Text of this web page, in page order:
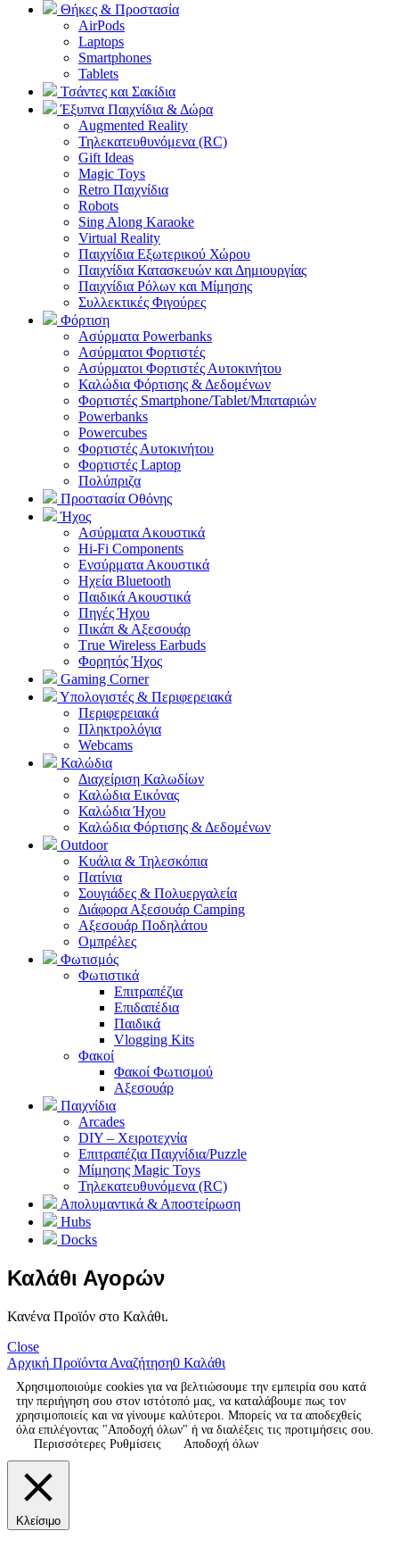
Θήκες & Προστασία
AirPods
Laptops
Smartphones
Tablets
Τσάντες και Σακίδια
Έξυπνα Παιχνίδια & Δώρα
Augmented Reality
Τηλεκατευθυνόμενα (RC)
Gift Ideas
Magic Toys
Retro Παιχνίδια
Robots
Sing Along Karaoke
Virtual Reality
Παιχνίδια Εξωτερικού Χώρου
Παιχνίδια Κατασκευών και Δημιουργίας
Παιχνίδια Ρόλων και Μίμησης
Συλλεκτικές Φιγούρες
Φόρτιση
Ασύρματα Powerbanks
Aσύρματοι Φορτιστές
Ασύρματοι Φορτιστές Αυτοκινήτου
Καλώδια Φόρτισης & Δεδομένων
Φορτιστές Smartphone/Tablet/Μπαταριών
Powerbanks
Powercubes
Φορτιστές Αυτοκινήτου
Φορτιστές Laptop
Πολύπριζα
Προστασία Οθόνης
Ήχος
Ασύρματα Ακουστικά
Hi-Fi Components
Ενσύρματα Ακουστικά
Ηχεία Bluetooth
Παιδικά Ακουστικά
Πηγές Ήχου
Πικάπ & Αξεσουάρ
Τrue Wireless Earbuds
Φορητός Ήχος
Gaming Corner
Υπολογιστές & Περιφερειακά
Περιφερειακά
Πληκτρολόγια
Webcams
Καλώδια
Διαχείριση Καλωδίων
Καλώδια Εικόνας
Καλώδια Ήχου
Καλώδια Φόρτισης & Δεδομένων
Outdoor
Κυάλια & Τηλεσκόπια
Πατίνια
Σουγιάδες & Πολυεργαλεία
Διάφορα Αξεσουάρ Camping
Αξεσουάρ Ποδηλάτου
Ομπρέλες
Φωτισμός
Φωτιστικά
Επιτραπέζια
Επιδαπέδια
Παιδικά
Vlogging Kits
Φακοί
Φακοί Φωτισμού
Αξεσουάρ
Παιχνίδια
Arcades
DIY – Χειροτεχνία
Επιτραπέζια Παιχνίδια/Puzzle
Μίμησης Magic Toys
Τηλεκατευθυνόμενα (RC)
Απολυμαντικά & Αποστείρωση
Hubs
Docks
Καλάθι Αγορών
Κανένα Προϊόν στο Καλάθι.
Close
Αρχική Προϊόντα Αναζήτηση0 Καλάθι
Χρησιμοποιούμε cookies για να βελτιώσουμε την εμπειρία σου κατά
την περιήγηση σου στον ιστότοπό μας, να καταλάβουμε πως τον
χρησιμοποιείς και να γίνουμε καλύτεροι. Μπορείς να τα αποδεχθείς
όλα επιλέγοντας "Αποδοχή όλων" ή να διαλέξεις τις προτιμήσεις σου.
Περισσότερες Ρυθμίσεις
Αποδοχή όλων
Κλείσιμο